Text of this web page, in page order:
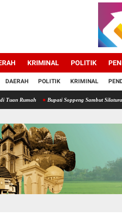
KRIMINAL POLITIK
DAERAH POLITIK KRIMINAL
Bupati Soppeng Sambut Silaturahmi Kapolres,